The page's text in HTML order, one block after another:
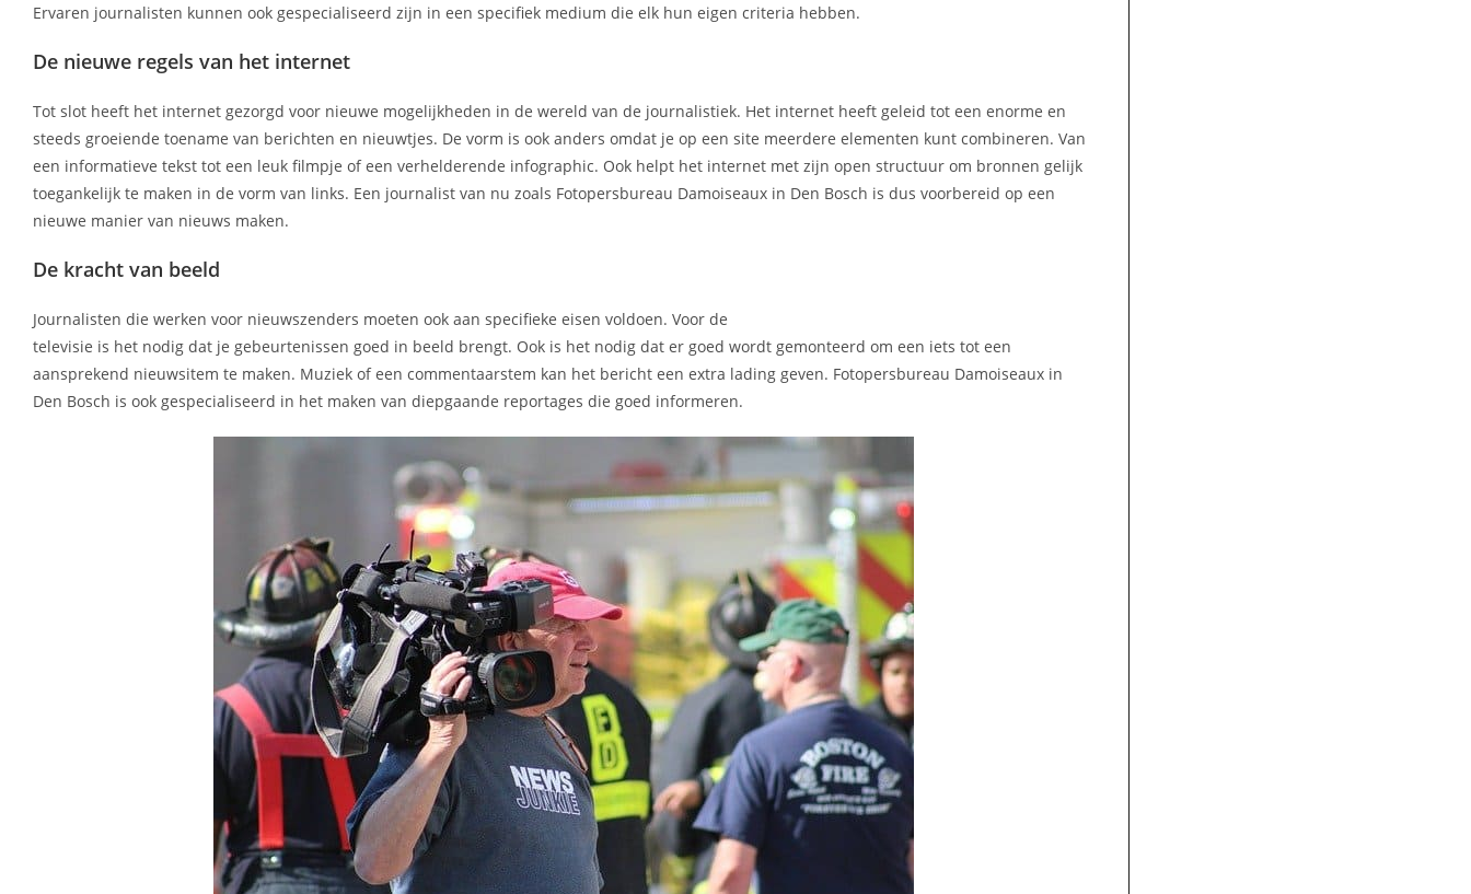
Ervaren journalisten kunnen ook gespecialiseerd zijn in een specifiek medium die elk hun eigen criteria hebben.
De nieuwe regels van het internet
Tot slot heeft het internet gezorgd voor nieuwe mogelijkheden in de wereld van de journalistiek. Het internet heeft geleid tot een enorme en
steeds groeiende toename van berichten en nieuwtjes. De vorm is ook anders omdat je op een site meerdere elementen kunt combineren. Van
een informatieve tekst tot een leuk filmpje of een verhelderende infographic. Ook helpt het internet met zijn open structuur om bronnen gelijk
toegankelijk te maken in de vorm van links. Een journalist van nu zoals Fotopersbureau Damoiseaux in Den Bosch is dus voorbereid op een
nieuwe manier van nieuws maken.
De kracht van beeld
Journalisten die werken voor nieuwszenders moeten ook aan specifieke eisen voldoen. Voor de
televisie is het nodig dat je gebeurtenissen goed in beeld brengt. Ook is het nodig dat er goed wordt gemonteerd om een iets tot een
aansprekend nieuwsitem te maken. Muziek of een commentaarstem kan het bericht een extra lading geven. Fotopersbureau Damoiseaux in
Den Bosch is ook gespecialiseerd in het maken van diepgaande reportages die goed informeren.